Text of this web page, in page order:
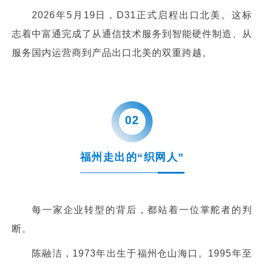
2026年5月19日，D31正式启程出口北美。这标
志着中富通完成了从通信技术服务到智能硬件制造、从
服务国内运营商到产品出口北美的双重跨越。
02
福州走出的“织网人”
每一家企业转型的背后，都站着一位掌舵者的判
断。
陈融洁，1973年出生于福州仓山海口。1995年至